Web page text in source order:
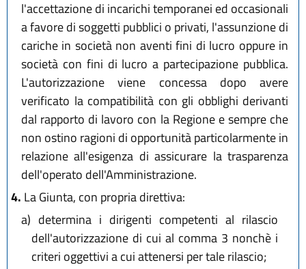
l'accettazione di incarichi temporanei ed occasionali
a favore di soggetti pubblici o privati, l'assunzione di
cariche in società non aventi fini di lucro oppure in
società con fini di lucro a partecipazione pubblica.
L'autorizzazione viene concessa dopo avere
verificato la compatibilità con gli obblighi derivanti
dal rapporto di lavoro con la Regione e sempre che
non ostino ragioni di opportunità particolarmente in
relazione all'esigenza di assicurare la trasparenza
dell'operato dell'Amministrazione.
4. La Giunta, con propria direttiva:
a) determina i dirigenti competenti al rilascio
dell'autorizzazione di cui al comma 3 nonchè i
criteri oggettivi a cui attenersi per tale rilascio;